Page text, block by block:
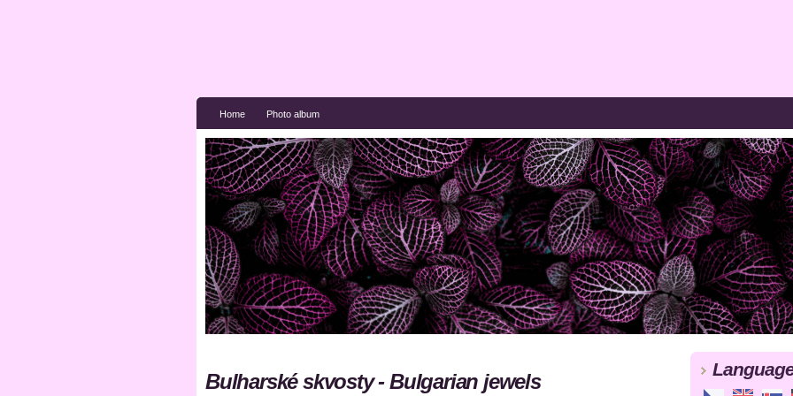
Home Photo album
Bulharské skvosty - Bulgarian jewels